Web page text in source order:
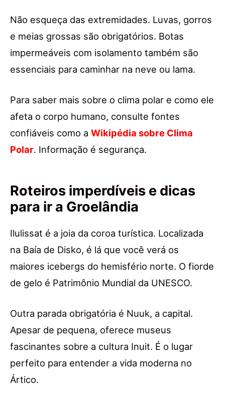
Não esqueça das extremidades. Luvas, gorros
e meias grossas são obrigatórios. Botas
impermeáveis com isolamento também são
essenciais para caminhar na neve ou lama.
Para saber mais sobre o clima polar e como ele
afeta o corpo humano, consulte fontes
confiáveis como a Wikipédia sobre Clima
Polar. Informação é segurança.
Roteiros imperdíveis e dicas
para ir a Groelândia
Ilulissat é a joia da coroa turística. Localizada
na Baía de Disko, é lá que você verá os
maiores icebergs do hemisfério norte. O fiorde
de gelo é Patrimônio Mundial da UNESCO.
Outra parada obrigatória é Nuuk, a capital.
Apesar de pequena, oferece museus
fascinantes sobre a cultura Inuit. É o lugar
perfeito para entender a vida moderna no
Ártico.